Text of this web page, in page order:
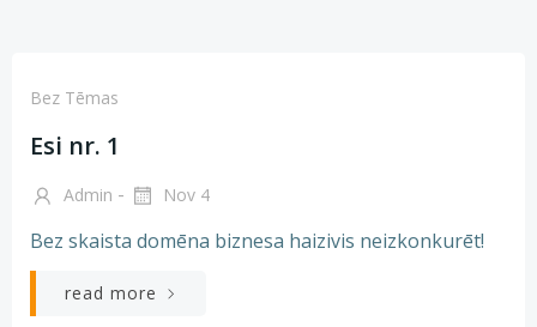
Bez Tēmas
Esi nr. 1
Admin - Nov 4
Bez skaista domēna biznesa haizivis neizkonkurēt!
read more